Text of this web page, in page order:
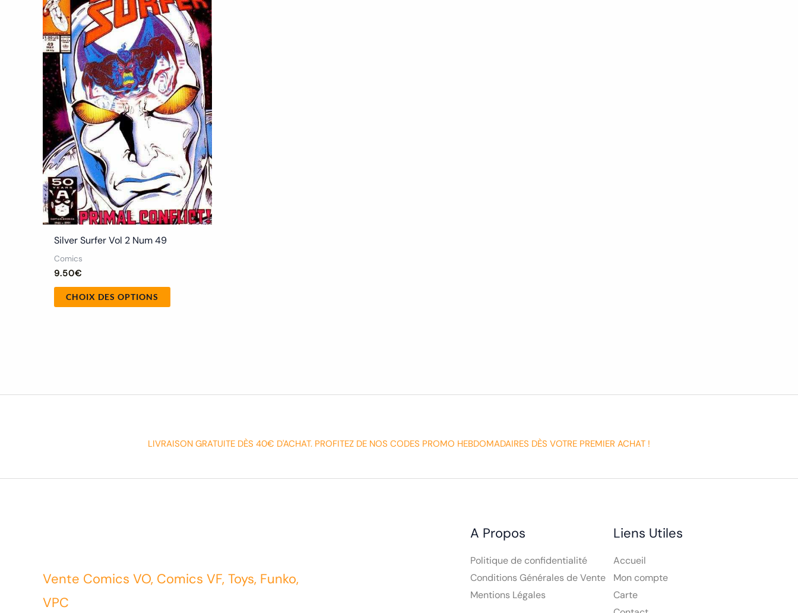
Silver Surfer Vol 2 Num 49
Comics
9.50€
CHOIX DES OPTIONS
a
plusieurs
variations.
Les
options
peuvent
être
choisies
sur
la
page
du
produit
LIVRAISON GRATUITE DÈS 40€ D'ACHAT. PROFITEZ DE NOS CODES PROMO HEBDOMADAIRES DÈS VOTRE PREMIER ACHAT !
A Propos
Politique de confidentialité
Conditions Générales de Vente
Mentions Légales
Liens Utiles
Accueil
Mon compte
Carte